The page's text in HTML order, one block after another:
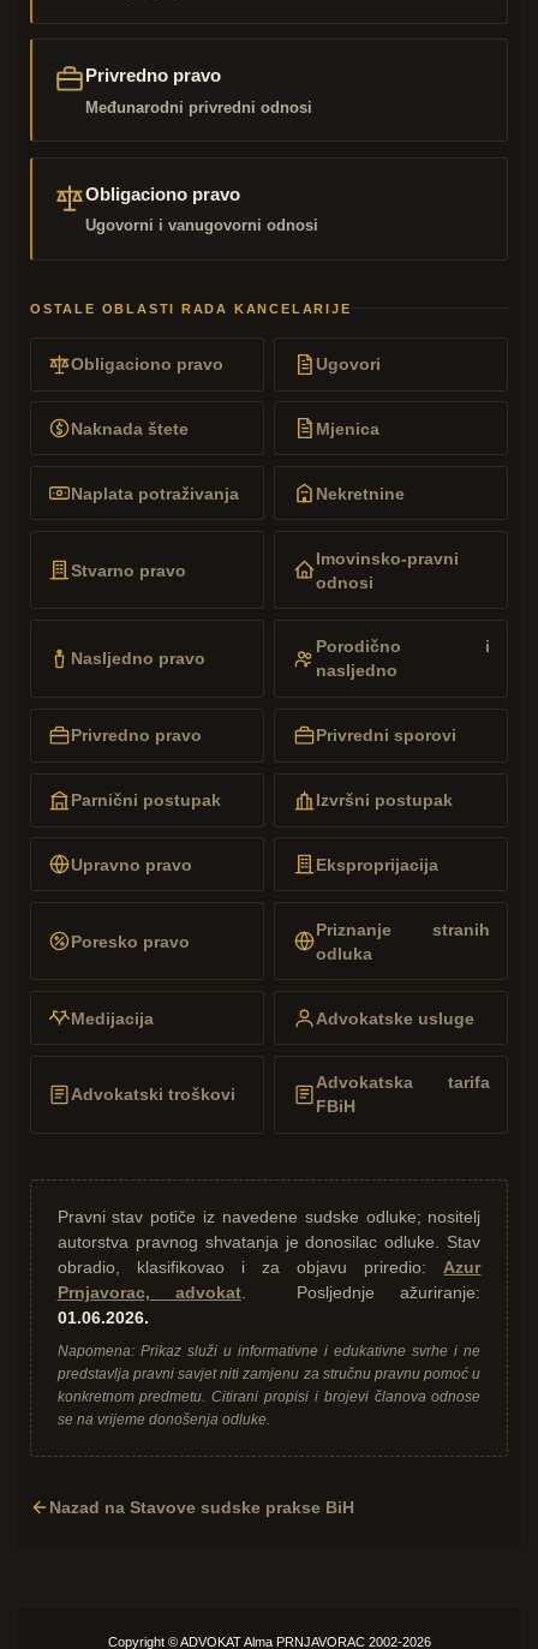
Privredno pravo
Međunarodni privredni odnosi
Obligaciono pravo
Ugovorni i vanugovorni odnosi
OSTALE OBLASTI RADA KANCELARIJE
Obligaciono pravo Ugovori
Naknada štete Mjenica
Naplata potraživanja Nekretnine
Stvarno pravo
Imovinsko-pravni
odnosi
Nasljedno pravo
Porodično i
nasljedno
Privredno pravo Privredni sporovi
Parnični postupak Izvršni postupak
Upravno pravo Eksproprijacija
Poresko pravo
Priznanje stranih
odluka
Medijacija Advokatske usluge
Advokatski troškovi
Advokatska tarifa
FBiH
Pravni stav potiče iz navedene sudske odluke; nositelj
autorstva pravnog shvatanja je donosilac odluke. Stav
obradio, klasifikovao i za objavu priredio: Azur
Prnjavorac, advokat. Posljednje ažuriranje:
01.06.2026.
Napomena: Prikaz služi u informativne i edukativne svrhe i ne
predstavlja pravni savjet niti zamjenu za stručnu pravnu pomoć u
konkretnom predmetu. Citirani propisi i brojevi članova odnose
se na vrijeme donošenja odluke.
Nazad na Stavove sudske prakse BiH
Copyright ©ADVOKATAlma PRNJAVORAC 2002-2026